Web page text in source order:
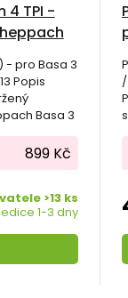
4 TPI -
- pro Basa 3
Popis
Basa 3
899 Kč
>13 ks
1-3 dny